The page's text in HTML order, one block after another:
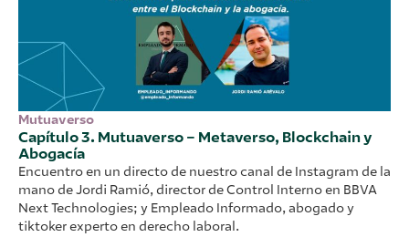
Mutuaverso
Capítulo 3. Mutuaverso – Metaverso, Blockchain y
Abogacía
Encuentro en un directo de nuestro canal de Instagram de la
mano de Jordi Ramió, director de Control Interno en BBVA
Next Technologies; y Empleado Informado, abogado y
tiktoker experto en derecho laboral.